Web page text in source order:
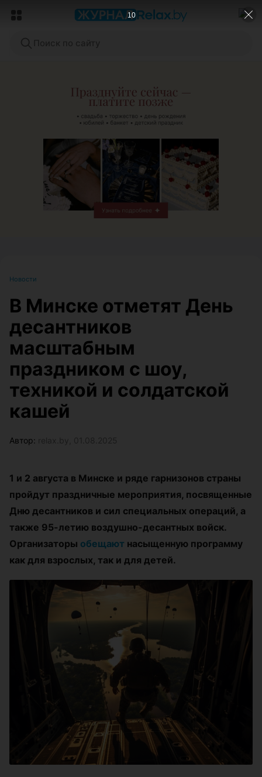
ЭФФЕКТИВНАЯ РЕКЛАМА НА САЙТЕ
Новости
В Минске отметят День
десантников
масштабным
праздником с шоу,
техникой и солдатской
кашей
Автор:
1 и 2 августа в Минске и ряде гарнизонов страны
пройдут праздничные мероприятия, посвященные
Дню десантников и сил специальных операций, а
также 95-летию воздушно-десантных войск.
Организаторы обещают насыщенную программу
как для взрослых, так и для детей.
8